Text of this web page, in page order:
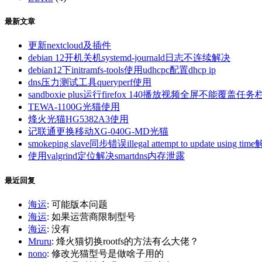
最新文章
更新nextcloud及插件
debian 12开机关机systemd-journald日志不连续解决
debian12下initramfs-tools使用udhcpc配置dhcp ip
dns压力测试工具queryperf使用
sandboxie plus运行firefox 140播放视频全屏不能覆盖任务
TEWA-1100G光猫使用
烽火光猫HG5382A3使用
记联通更换移动XG-040G-MD光猫
smokeping slave同步错误illegal attempt to update using time
使用valgrind定位解决smartdns内存泄露
最近回复
海运: 可能版本问题
海运: 如果运营商限制型号
海运: 没有
Mruru: 烽火猫切换rootfs的方法有么大佬？
nono: 修改光猫型号是做啥子用的